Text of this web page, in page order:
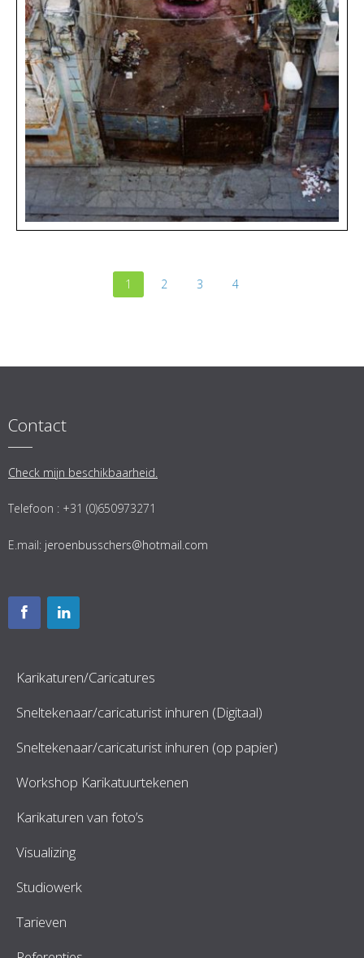
1 2 3 4
Contact
Check mijn beschikbaarheid.
Telefoon : +31 (0)650973271
E.mail: jeroenbusschers@hotmail.com
Karikaturen/Caricatures
Sneltekenaar/caricaturist inhuren (Digitaal)
Sneltekenaar/caricaturist inhuren (op papier)
Workshop Karikatuurtekenen
Karikaturen van foto’s
Visualizing
Studiowerk
Tarieven